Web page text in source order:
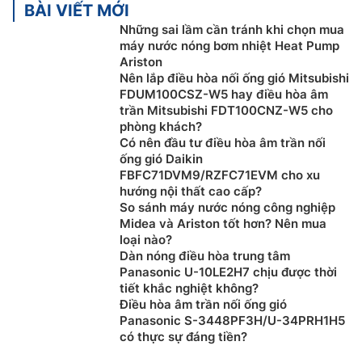
BÀI VIẾT MỚI
Những sai lầm cần tránh khi chọn mua
máy nước nóng bơm nhiệt Heat Pump
Ariston
Nên lắp điều hòa nối ống gió Mitsubishi
FDUM100CSZ-W5 hay điều hòa âm
trần Mitsubishi FDT100CNZ-W5 cho
phòng khách?
Có nên đầu tư điều hòa âm trần nối
ống gió Daikin
FBFC71DVM9/RZFC71EVM cho xu
hướng nội thất cao cấp?
So sánh máy nước nóng công nghiệp
Midea và Ariston tốt hơn? Nên mua
loại nào?
Dàn nóng điều hòa trung tâm
Panasonic U-10LE2H7 chịu được thời
tiết khắc nghiệt không?
Điều hòa âm trần nối ống gió
Panasonic S-3448PF3H/U-34PRH1H5
có thực sự đáng tiền?